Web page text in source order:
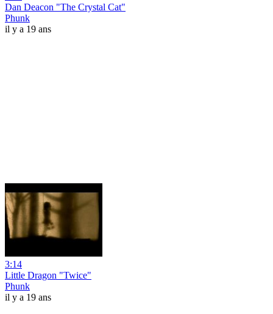
Dan Deacon "The Crystal Cat"
Phunk
il y a 19 ans
3:14
Little Dragon "Twice"
Phunk
il y a 19 ans